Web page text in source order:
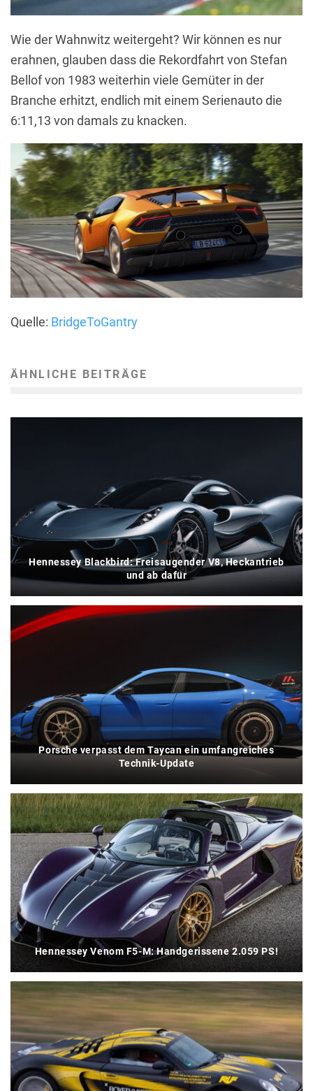
Wie der Wahnwitz weitergeht? Wir können es nur
erahnen, glauben dass die Rekordfahrt von Stefan
Bellof von 1983 weiterhin viele Gemüter in der
Branche erhitzt, endlich mit einem Serienauto die
6:11,13 von damals zu knacken.
Quelle: BridgeToGantry
ÄHNLICHE BEITRÄGE
Hennessey Blackbird: Freisaugender V8, Heckantrieb
und ab dafür
Porsche verpasst dem Taycan ein umfangreiches
Technik-Update
Hennessey Venom F5-M: Handgerissene 2.059 PS!